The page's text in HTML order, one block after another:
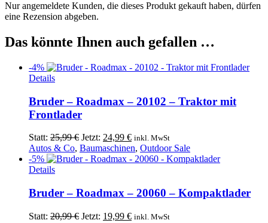
Nur angemeldete Kunden, die dieses Produkt gekauft haben, dürfen
eine Rezension abgeben.
Das könnte Ihnen auch gefallen …
-4%
Details
Bruder – Roadmax – 20102 – Traktor mit
Frontlader
Statt: 25,99€ Ursprünglicher
Preis
war:
Jetzt: 24,99 €Aktueller
Preis
ist:
inkl. MwSt
Autos & Co, Baumaschinen, Outdoor Sale
-5%
Details
Bruder – Roadmax – 20060 – Kompaktlader
Statt: 20,99€ Ursprünglicher
Jetzt: 19,99 €Aktueller
inkl. MwSt